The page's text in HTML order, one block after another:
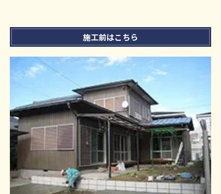
施工前はこちら